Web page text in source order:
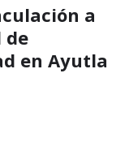
a
de
en Ayutla